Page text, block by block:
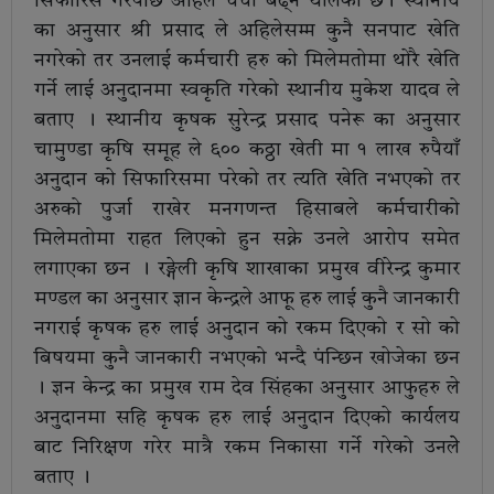
का अनुसार श्री प्रसाद ले अहिलेसम्म कुनै सनपाट खेति
नगरेको तर उनलाई कर्मचारी हरु काे मिलेमतोमा थाेरै खेति
गर्ने लाई अनुदानमा स्वकृति गरेको स्थानीय मुकेश यादव ले
बताए । स्थानीय कृषक सुरेन्द्र प्रसाद पनेरू का अनुसार
चामुण्डा कृषि समूह ले ६०० कठ्ठा खेती मा १ लाख रुपैयाँ
अनुदान काे सिफारिसमा परेकाे तर त्यति खेति नभएको तर
अरुको पुर्जा राखेर मनगणन्त हिसाबले कर्मचारीको
मिलेमतोमा राहत लिएको हुन सक्ने उनले आराेप समेत
लगाएका छन । रङ्गेली कृषि शाखाका प्रमुख वीरेन्द्र कुमार
मण्डल का अनुसार ज्ञान केन्द्रले आफू हरु लाई कुनै जानकारी
नगराई कृषक हरु लाई अनुदान काे रकम दिएकाे र साे काे
बिषयमा कुनै जानकारी नभएको भन्दै पंन्छिन खाेजेका छन
। ज्ञन केन्द्र का प्रमुख राम देव सिंहका अनुसार आफुहरु ले
अनुदानमा सहि कृषक हरु लाई अनुदान दिएकाे कार्यलय
बाट निरिक्षण गरेर मात्रै रकम निकासा गर्ने गरेको उनलेे
बताए ।